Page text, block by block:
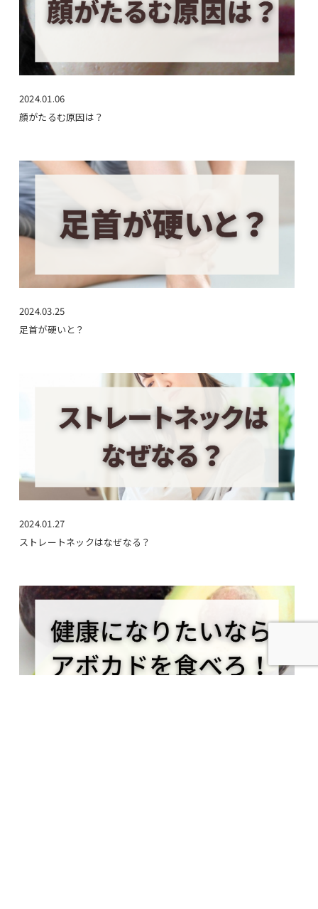
2024.01.06
顔がたるむ原因は？
2024.03.25
足首が硬いと？
2024.01.27
ストレートネックはなぜなる？